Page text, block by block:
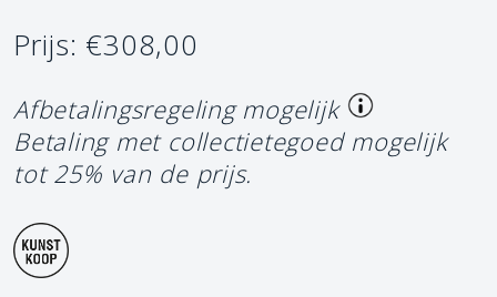
Prijs: €308,00
Afbetalingsregeling mogelijk
Betaling met collectietegoed mogelijk
tot 25% van de prijs.